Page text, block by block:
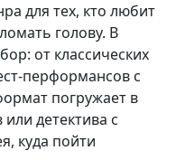
для тех, кто любит
голову. В
от классических
перформансов с
погружает в
детектива с
куда пойти